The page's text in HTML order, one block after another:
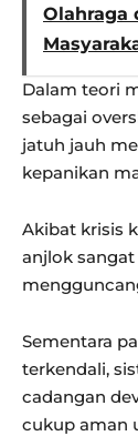
Olahraga
Dalam teori
sebagai
jatuh jauh
kepanikan
Akibat krisis
anjlok
Sementara
terkendali,
cadangan
cukup aman